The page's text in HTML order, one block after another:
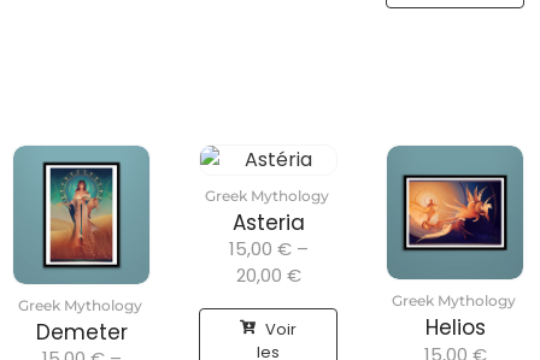
Greek Mythology
Demeter
Greek Mythology
Asteria
15,00 € –
20,00 €
Voir
les
Greek Mythology
Helios
15,00 €